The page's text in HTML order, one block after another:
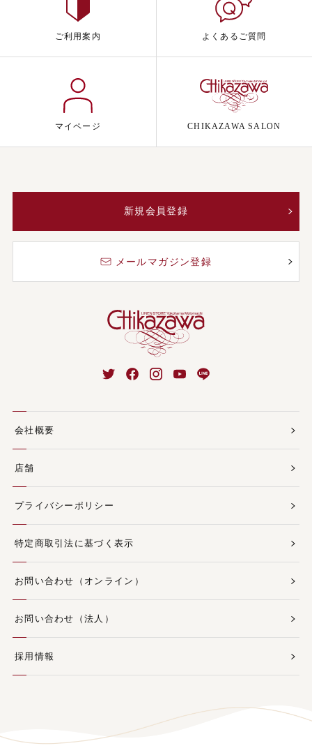
ご利用案内 よくあるご質問
マイページ CHIKAZAWA SALON
新規会員登録
メールマガジン登録
会社概要
店舗
プライバシーポリシー
特定商取引法に基づく表示
お問い合わせ（オンライン）
お問い合わせ（法人）
採用情報